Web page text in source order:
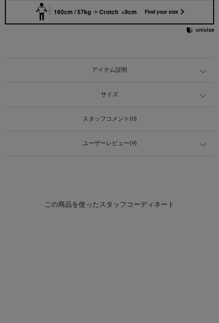
160cm / 57kg Crotch +9cm Find your size
アイテム説明
サイズ
スタッフコメント(0)
ユーザーレビュー(9)